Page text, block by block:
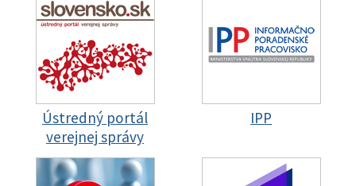
Ústredný portál
verejnej správy
IPP